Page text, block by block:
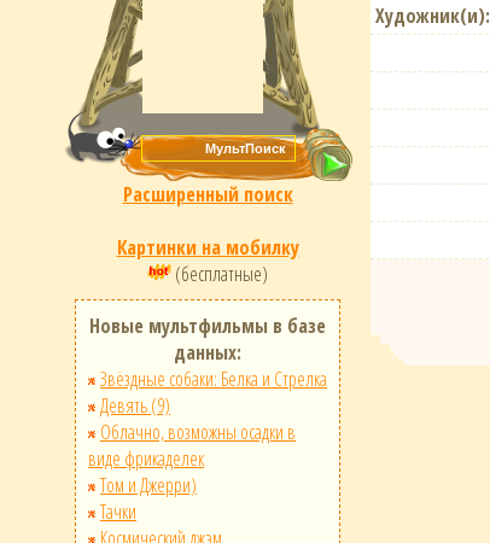
Расширенный поиск
Картинки на мобилку
(бесплатные)
Новые мультфильмы в базе
данных:
Звёздные собаки: Белка и Стрелка
Девять (9)
Облачно, возможны осадки в
виде фрикаделек
Том и Джерри)
Тачки
Художник(и):